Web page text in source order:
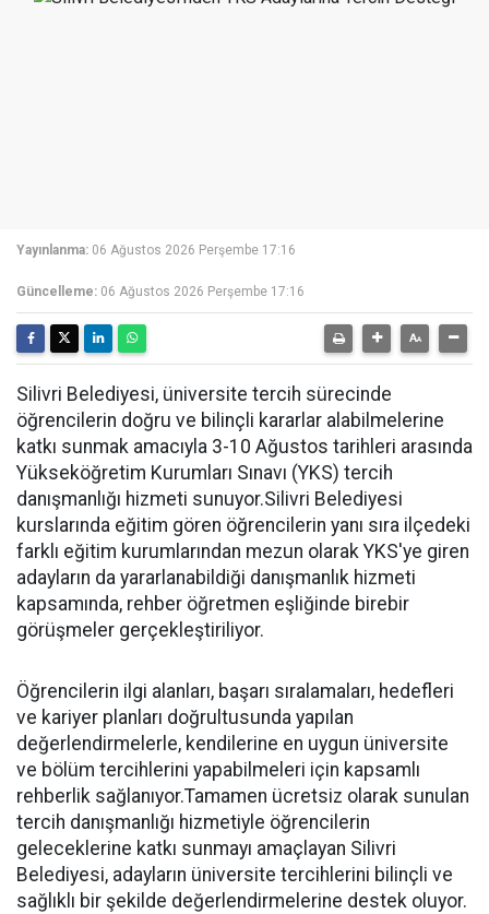
Yayınlanma: 06 Ağustos 2026 Perşembe 17:16
Güncelleme: 06 Ağustos 2026 Perşembe 17:16
Silivri Belediyesi, üniversite tercih sürecinde
öğrencilerin doğru ve bilinçli kararlar alabilmelerine
katkı sunmak amacıyla 3-10 Ağustos tarihleri arasında
Yükseköğretim Kurumları Sınavı (YKS) tercih
danışmanlığı hizmeti sunuyor.Silivri Belediyesi
kurslarında eğitim gören öğrencilerin yanı sıra ilçedeki
farklı eğitim kurumlarından mezun olarak YKS'ye giren
adayların da yararlanabildiği danışmanlık hizmeti
kapsamında, rehber öğretmen eşliğinde birebir
görüşmeler gerçekleştiriliyor.
Öğrencilerin ilgi alanları, başarı sıralamaları, hedefleri
ve kariyer planları doğrultusunda yapılan
değerlendirmelerle, kendilerine en uygun üniversite
ve bölüm tercihlerini yapabilmeleri için kapsamlı
rehberlik sağlanıyor.Tamamen ücretsiz olarak sunulan
tercih danışmanlığı hizmetiyle öğrencilerin
geleceklerine katkı sunmayı amaçlayan Silivri
Belediyesi, adayların üniversite tercihlerini bilinçli ve
sağlıklı bir şekilde değerlendirmelerine destek oluyor.